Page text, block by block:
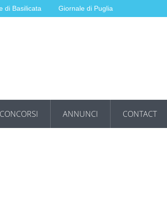
di Basilicata Giornale di Puglia
CONCORSI ANNUNCI CONTACT